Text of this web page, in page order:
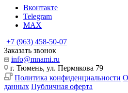
Вконтакте
Telegram
MAX
+7 (963) 458-50-07
Заказать звонок
info@mnami.ru
г. Тюмень, ул. Пермякова 79
Политика конфиденциальности
данных Публичная оферта